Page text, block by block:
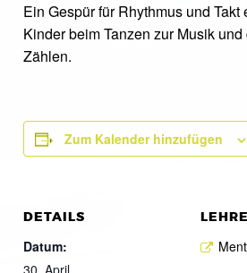
Ein Gespür für Rhythmus und
Kinder beim Tanzen zur Musik
Zählen.
Zum Kalender hinzufügen
DETAILS
Datum:
30. April